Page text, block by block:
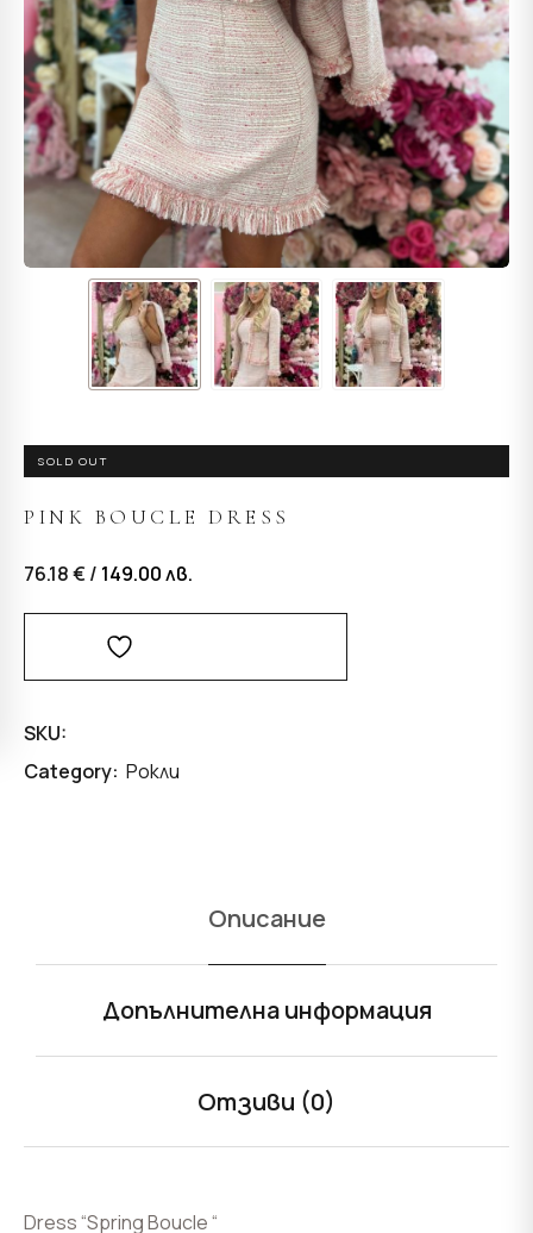
SOLD OUT
PINK BOUCLE DRESS
76.18 € / 149.00лв.
SKU:
Category: Рокли
Описание
Допълнителна информация
Отзиви (0)
Dress “Spring Boucle “